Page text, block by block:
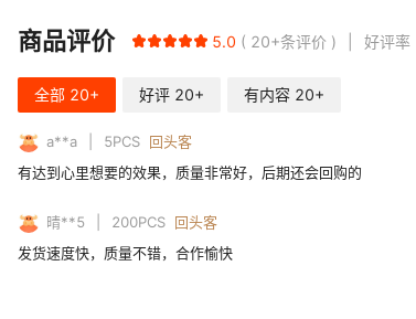
商品评价 5.0 20+条评价 好评率
全部 20+ 好评 20+ 有内容 20+
a**a 5PCS 回头客
有达到心里想要的效果，质量非常好，后期还会回购的
晴**5 200PCS 回头客
发货速度快，质量不错，合作愉快